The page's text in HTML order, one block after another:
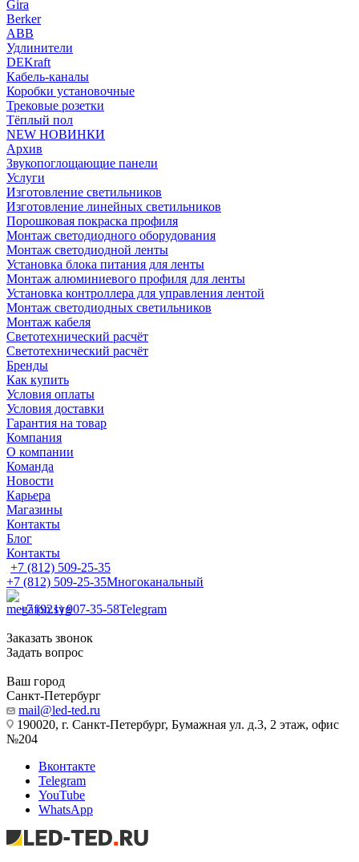
Gira
Berker
ABB
Удлинители
DEKraft
Кабель-каналы
Коробки установочные
Трековые розетки
Тёплый пол
NEW НОВИНКИ
Архив
Звукопоглощающие панели
Услуги
Изготовление светильников
Изготовление линейных светильников
Порошковая покраска профиля
Монтаж светодиодного оборудования
Монтаж светодиодной ленты
Установка блока питания для ленты
Монтаж алюминиевого профиля для ленты
Установка контроллера для управления лентой
Монтаж светодиодных светильников
Монтаж кабеля
Светотехнический расчёт
Светотехнический расчёт
Бренды
Как купить
Условия оплаты
Условия доставки
Гарантия на товар
Компания
О компании
Команда
Новости
Карьера
Магазины
Контакты
Блог
Контакты
+7 (812) 509-25-35
+7 (812) 509-25-35Многоканальный
+7 (921) 907-35-58Telegram
Заказать звонок
Задать вопрос
Ваш город
Санкт-Петербург
mail@led-ted.ru
190020, г. Санкт-Петербург, Бумажная ул. д.3, 2 этаж, офис
№204
Вконтакте
Telegram
YouTube
WhatsApp